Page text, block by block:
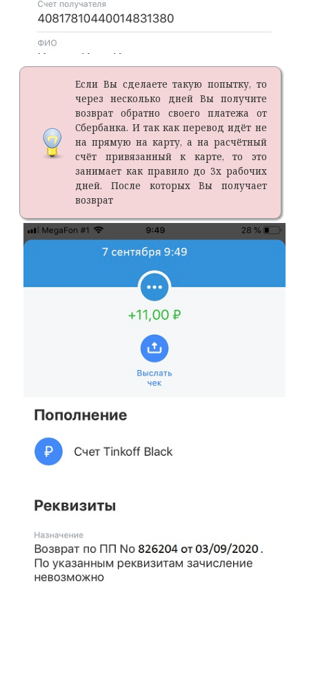
Если Вы сделаете такую попытку, то
через несколько дней Вы получите
возврат обратно своего платежа от
Сбербанка. И так как перевод идёт не
на прямую на карту, а на расчётный
счёт привязанный к карте, то это
занимает как правило до 3х рабочих
дней. После которых Вы получает
возврат